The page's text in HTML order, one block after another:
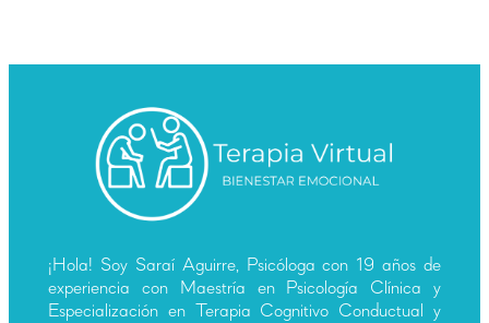
¡Hola! Soy Saraí Aguirre, Psicóloga con 19 años de
experiencia con Maestría en Psicología Clínica y
Especialización en Terapia Cognitivo Conductual y